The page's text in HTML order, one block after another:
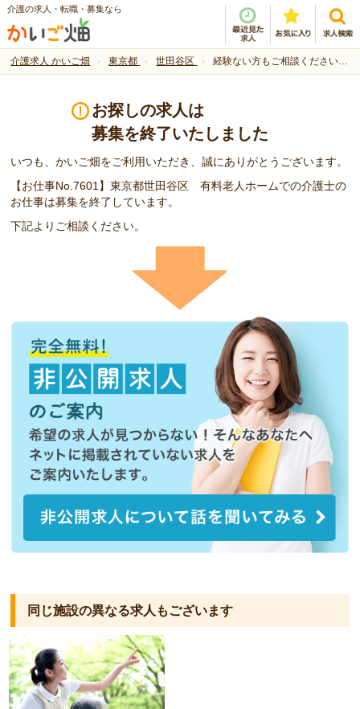
介護の求人・転職・募集なら
介護求人 かいご畑 東京都 世田谷区 経験ない方もご相談ください！紹介予定派遣です。
お探しの求人は
募集を終了いたしました
いつも、かいご畑をご利用いただき、誠にありがとうございます。
【お仕事No.7601】東京都世田谷区 有料老人ホームでの介護士の
お仕事は募集を終了しています。
下記よりご相談ください。
同じ施設の異なる求人もございます